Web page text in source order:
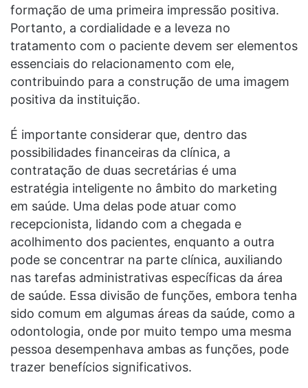
formação de uma primeira impressão positiva.
Portanto, a cordialidade e a leveza no
tratamento com o paciente devem ser elementos
essenciais do relacionamento com ele,
contribuindo para a construção de uma imagem
positiva da instituição.
É importante considerar que, dentro das
possibilidades financeiras da clínica, a
contratação de duas secretárias é uma
estratégia inteligente no âmbito do marketing
em saúde. Uma delas pode atuar como
recepcionista, lidando com a chegada e
acolhimento dos pacientes, enquanto a outra
pode se concentrar na parte clínica, auxiliando
nas tarefas administrativas específicas da área
de saúde. Essa divisão de funções, embora tenha
sido comum em algumas áreas da saúde, como a
odontologia, onde por muito tempo uma mesma
pessoa desempenhava ambas as funções, pode
trazer benefícios significativos.